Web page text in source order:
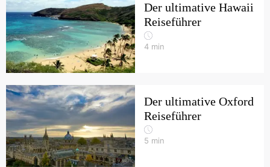
Der ultimative Hawaii
Reiseführer
4 min
Der ultimative Oxford
Reiseführer
5 min